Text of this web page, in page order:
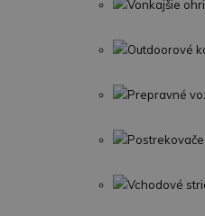
Vonkajšie
Outdoorové
Prepravné
Postrekovače
Vchodové